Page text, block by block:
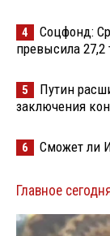
4
Соцфонд:
превысила 27,2
5
Путин
заключения
6 Сможет ли
Главное